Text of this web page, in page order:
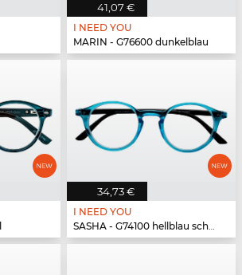
41,07 €
I NEED YOU
MARIN - G76600 dunkelblau
34,73 €
I NEED YOU
SASHA - G74100 hellblau schwarz